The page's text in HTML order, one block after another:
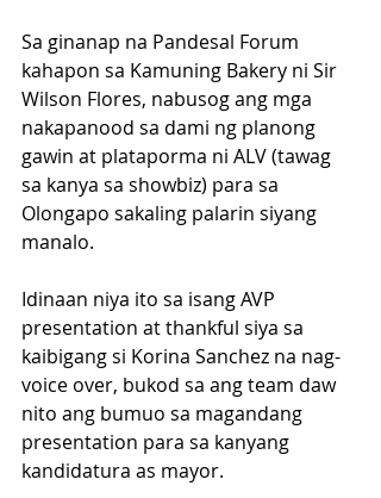
Sa ginanap na Pandesal Forum
kahapon sa Kamuning Bakery ni Sir
Wilson Flores, nabusog ang mga
nakapanood sa dami ng planong
gawin at plataporma ni ALV (tawag
sa kanya sa showbiz) para sa
Olongapo sakaling palarin siyang
manalo.
Idinaan niya ito sa isang AVP
presentation at thankful siya sa
kaibigang si Korina Sanchez na nag-
voice over, bukod sa ang team daw
nito ang bumuo sa magandang
presentation para sa kanyang
kandidatura as mayor.